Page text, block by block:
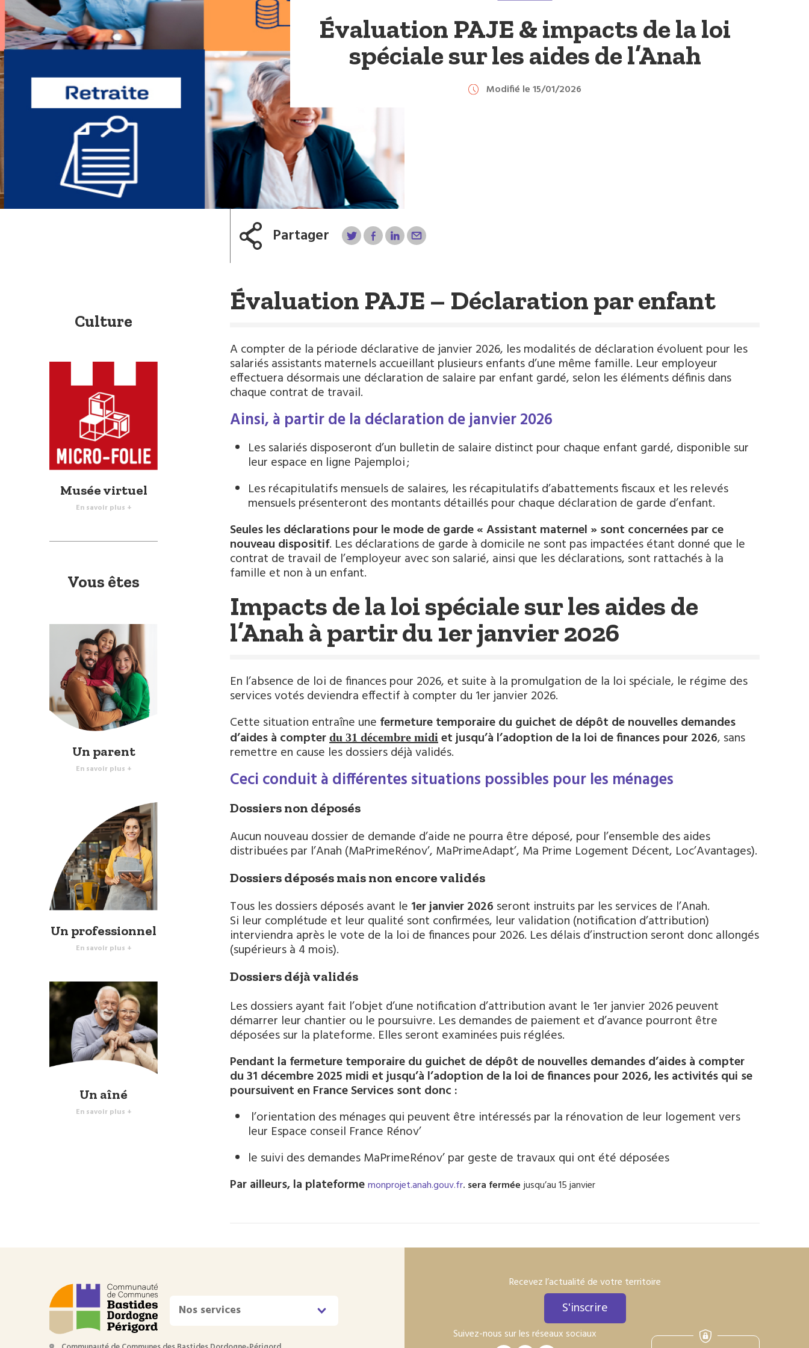
Évaluation PAJE & impacts de la loi
spéciale sur les aides de l’Anah
Modifié le 15/01/2026
Partager
Évaluation PAJE – Déclaration par enfant
A compter de la période déclarative de janvier 2026, les modalités de déclaration évoluent pour les
salariés assistants maternels accueillant plusieurs enfants d’une même famille. Leur employeur
effectuera désormais une déclaration de salaire par enfant gardé, selon les éléments définis dans
chaque contrat de travail.
Ainsi, à partir de la déclaration de janvier 2026
Les salariés disposeront d’un bulletin de salaire distinct pour chaque enfant gardé, disponible sur
leur espace en ligne Pajemploi ;
Les récapitulatifs mensuels de salaires, les récapitulatifs d’abattements fiscaux et les relevés
mensuels présenteront des montants détaillés pour chaque déclaration de garde d’enfant.
Seules les déclarations pour le mode de garde « Assistant maternel » sont concernées par ce
nouveau dispositif. Les déclarations de garde à domicile ne sont pas impactées étant donné que le
contrat de travail de l’employeur avec son salarié, ainsi que les déclarations, sont rattachés à la
famille et non à un enfant.
Impacts de la loi spéciale sur les aides de
l’Anah à partir du 1er janvier 2026
En l’absence de loi de finances pour 2026, et suite à la promulgation de la loi spéciale, le régime des
services votés deviendra effectif à compter du 1er janvier 2026.
Cette situation entraîne une fermeture temporaire du guichet de dépôt de nouvelles demandes
d’aides à compter du 31 décembre midi et jusqu’à l’adoption de la loi de finances pour 2026, sans
remettre en cause les dossiers déjà validés.
Ceci conduit à différentes situations possibles pour les ménages
Dossiers non déposés
Aucun nouveau dossier de demande d’aide ne pourra être déposé, pour l’ensemble des aides
distribuées par l’Anah (MaPrimeRénov’, MaPrimeAdapt’, Ma Prime Logement Décent, Loc’Avantages).
Dossiers déposés mais non encore validés
Tous les dossiers déposés avant le 1er janvier 2026 seront instruits par les services de l’Anah.
Si leur complétude et leur qualité sont confirmées, leur validation (notification d’attribution)
interviendra après le vote de la loi de finances pour 2026. Les délais d’instruction seront donc allongés
(supérieurs à 4 mois).
Dossiers déjà validés
Les dossiers ayant fait l’objet d’une notification d’attribution avant le 1er janvier 2026 peuvent
démarrer leur chantier ou le poursuivre. Les demandes de paiement et d’avance pourront être
déposées sur la plateforme. Elles seront examinées puis réglées.
Pendant la fermeture temporaire du guichet de dépôt de nouvelles demandes d’aides à compter
du 31 décembre 2025 midi et jusqu’à l’adoption de la loi de finances pour 2026, les activités qui se
poursuivent en France Services sont donc :
l’orientation des ménages qui peuvent être intéressés par la rénovation de leur logement vers
leur Espace conseil France Rénov’
le suivi des demandes MaPrimeRénov’ par geste de travaux qui ont été déposées
Par ailleurs, la plateformemonprojet.anah.gouv.fr. sera fermée jusqu’au 15 janvier
Culture
Musée virtuel
En savoir plus +
Vous êtes
Un parent
En savoir plus +
Un professionnel
En savoir plus +
Un aîné
En savoir plus +
Nos services
Recevez l’actualité de votre territoire
S'inscrire
Suivez-nous sur les réseaux sociaux